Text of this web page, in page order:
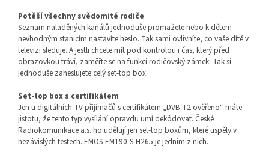
Potěší všechny svědomité rodiče
Seznam naladěných kanálů jednoduše promažete nebo k dětem
nevhodným stanicím nastavíte heslo. Tak sami ovlivníte, co vaše dítě v
televizi sleduje. A jestli chcete mít pod kontrolou i čas, který před
obrazovkou tráví, zaměřte se na funkci rodičovský zámek. Tak si
jednoduše zaheslujete celý set-top box.
Set-top box s certifikátem
Jen u digitálních TV přijímačů s certifikátem „DVB-T2 ověřeno“ máte
jistotu, že tento typ vysílání opravdu umí dekódovat. České
Radiokomunikace a.s. ho udělují jen set-top boxům, které uspěly v
nezávislých testech. EMOS EM190-S H265 je jedním z nich.